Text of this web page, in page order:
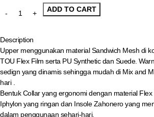
ADD TO CART
Description
Upper menggunakan material Sandwich Mesh di
TOU Flex Film serta PU Synthetic dan Suede.
sedign yang dinamis sehingga mudah di Mix and
hari .
Bentuk Collar yang ergonomi dengan material
Iphylon yang ringan dan Insole Zahonero yang
dalam penggunaan sehari-hari.